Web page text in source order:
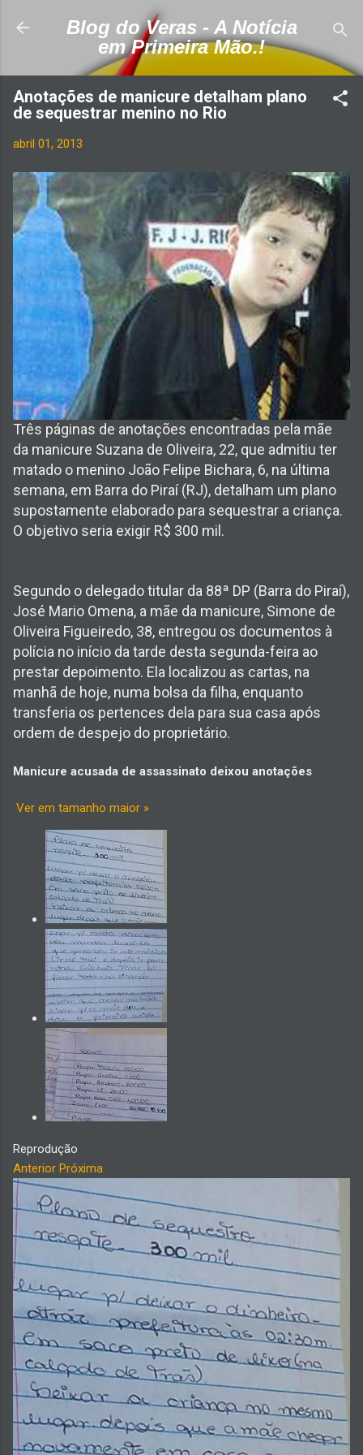
Pular para o conteúdo principal
Blog do Veras - A Notícia
em Primeira Mão.!
Anotações de manicure detalham plano
de sequestrar menino no Rio
abril 01, 2013
Três páginas de anotações encontradas pela mãe
da manicure Suzana de Oliveira, 22, que admitiu ter
matado o menino João Felipe Bichara, 6, na última
semana, em Barra do Piraí (RJ), detalham um plano
supostamente elaborado para sequestrar a criança.
O objetivo seria exigir R$ 300 mil.
Segundo o delegado titular da 88ª DP (Barra do Piraí),
José Mario Omena, a mãe da manicure, Simone de
Oliveira Figueiredo, 38, entregou os documentos à
polícia no início da tarde desta segunda-feira ao
prestar depoimento. Ela localizou as cartas, na
manhã de hoje, numa bolsa da filha, enquanto
transferia os pertences dela para sua casa após
ordem de despejo do proprietário.
Manicure acusada de assassinato deixou anotações
Ver em tamanho maior »
Reprodução
Anterior Próxima